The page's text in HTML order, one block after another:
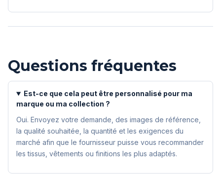
Questions fréquentes
Est-ce que cela peut être personnalisé pour ma
marque ou ma collection ?
Oui. Envoyez votre demande, des images de référence,
la qualité souhaitée, la quantité et les exigences du
marché afin que le fournisseur puisse vous recommander
les tissus, vêtements ou finitions les plus adaptés.